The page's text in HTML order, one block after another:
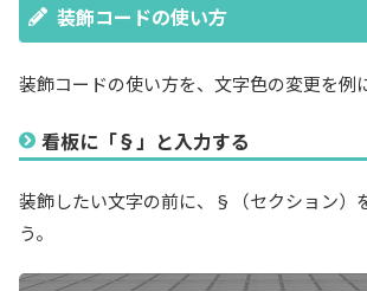
装飾コードの使い方
装飾コードの使い方を、文字色の変更を例
看板に「§」と入力する
装飾したい文字の前に、§（セクション）
う。